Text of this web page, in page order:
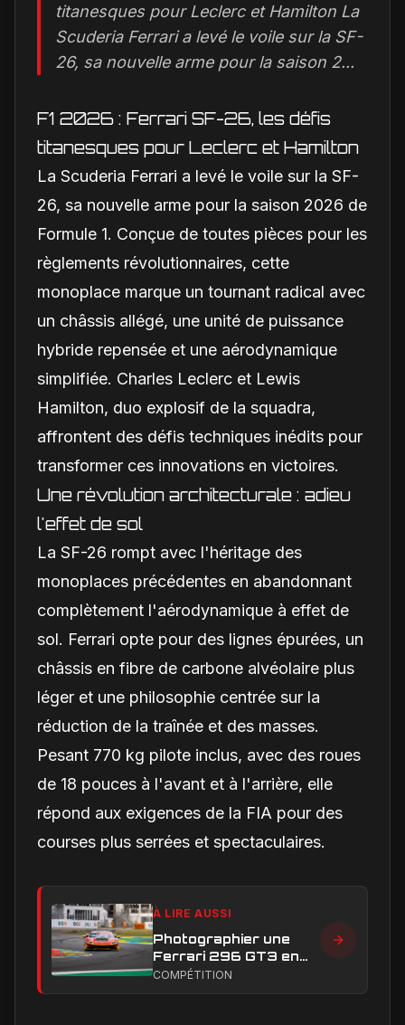
titanesques pour Leclerc et Hamilton La
Scuderia Ferrari a levé le voile sur la SF-
26, sa nouvelle arme pour la saison 2...
F1 2026 : Ferrari SF-26, les défis
titanesques pour Leclerc et Hamilton
La Scuderia Ferrari a levé le voile sur la SF-
26, sa nouvelle arme pour la saison 2026 de
Formule 1. Conçue de toutes pièces pour les
règlements révolutionnaires, cette
monoplace marque un tournant radical avec
un châssis allégé, une unité de puissance
hybride repensée et une aérodynamique
simplifiée. Charles Leclerc et Lewis
Hamilton, duo explosif de la squadra,
affrontent des défis techniques inédits pour
transformer ces innovations en victoires.
Une révolution architecturale : adieu
l'effet de sol
La SF-26 rompt avec l'héritage des
monoplaces précédentes en abandonnant
complètement l'aérodynamique à effet de
sol. Ferrari opte pour des lignes épurées, un
châssis en fibre de carbone alvéolaire plus
léger et une philosophie centrée sur la
réduction de la traînée et des masses.
Pesant 770 kg pilote inclus, avec des roues
de 18 pouces à l'avant et à l'arrière, elle
répond aux exigences de la FIA pour des
courses plus serrées et spectaculaires.
À LIRE AUSSI
Photographier une
Ferrari 296 GT3 en
action : construire une
COMPÉTITION